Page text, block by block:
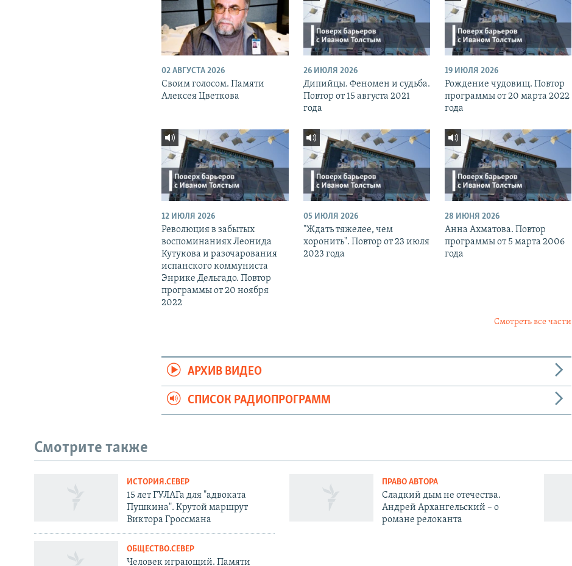
02 АВГУСТА 2026
Своим голосом. Памяти
Алексея Цветкова
26 ИЮЛЯ 2026
Дипийцы. Феномен и судьба.
Повтор от 15 августа 2021
года
19 ИЮЛЯ 2026
Рождение чудовищ. Повтор
программы от 20 марта 2022
года
12 ИЮЛЯ 2026
Революция в забытых
воспоминаниях Леонида
Кутукова и разочарования
испанского коммуниста
Энрике Дельгадо. Повтор
программы от 20 ноября
2022
05 ИЮЛЯ 2026
"Ждать тяжелее, чем
хоронить". Повтор от 23 июля
2023 года
28 ИЮНЯ 2026
Анна Ахматова. Повтор
программы от 5 марта 2006
года
Смотреть все части
АРХИВ ВИДЕО
СПИСОК РАДИОПРОГРАММ
Смотрите также
ИСТОРИЯ.СЕВЕР
15 лет ГУЛАГа для "адвоката
Пушкина". Крутой маршрут
Виктора Гроссмана
ПРАВО АВТОРА
Сладкий дым не отечества.
Андрей Архангельский – о
романе релоканта
ОБЩЕСТВО.СЕВЕР
Человек играющий. Памяти